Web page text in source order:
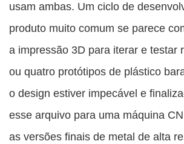
usam ambas. Um ciclo de
produto muito comum se parece
a impressão 3D para iterar e testar
ou quatro protótipos de plástico
o design estiver impecável e
esse arquivo para uma máquina
as versões finais de metal de alta